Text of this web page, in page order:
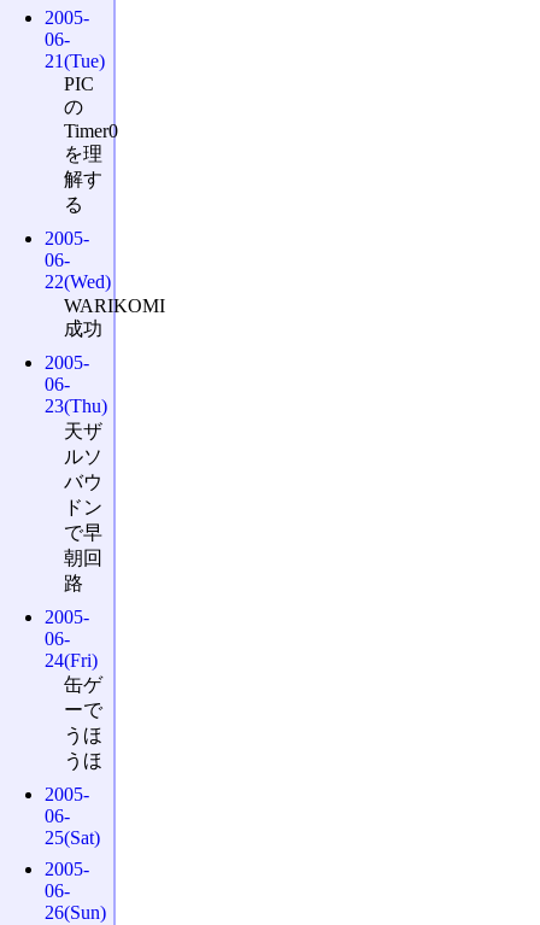
2005-
06-
21(Tue)
PIC
の
Timer0
を理
解す
る
2005-
06-
22(Wed)
WARIKOMI
成功
2005-
06-
23(Thu)
天ザ
ルソ
バウ
ドン
で早
朝回
路
2005-
06-
24(Fri)
缶ゲ
ーで
うほ
うほ
2005-
06-
25(Sat)
2005-
06-
26(Sun)